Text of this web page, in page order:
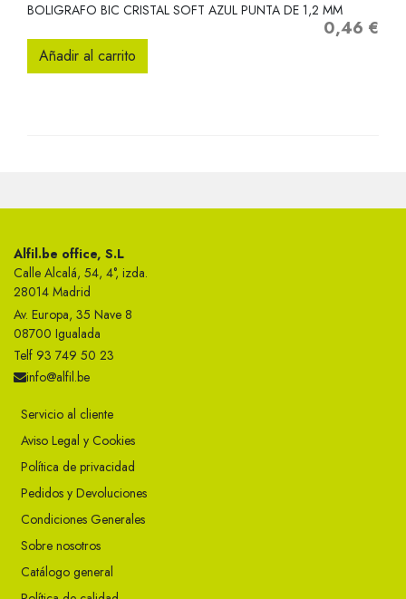
BOLIGRAFO BIC CRISTAL SOFT AZUL PUNTA DE 1,2 MM
Precio
0,46 €
Añadir al carrito
Alfil.be office, S.L
Calle Alcalá, 54, 4°, izda.
28014 Madrid
Av. Europa, 35 Nave 8
08700 Igualada
Telf 93 749 50 23
info@alfil.be
Servicio al cliente
Aviso Legal y Cookies
Política de privacidad
Pedidos y Devoluciones
Condiciones Generales
Sobre nosotros
Catálogo general